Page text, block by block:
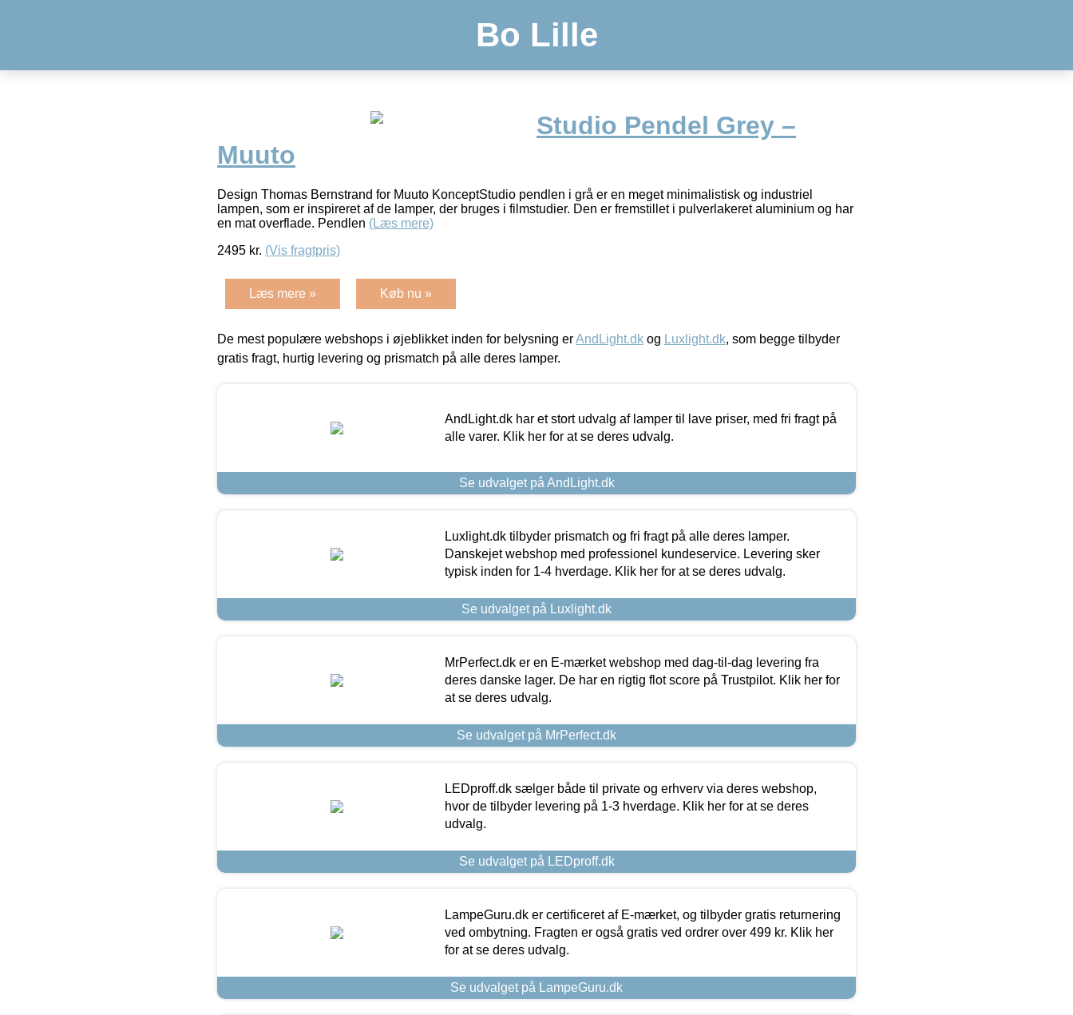
Bo Lille
Studio Pendel Grey –
Muuto
Design Thomas Bernstrand for Muuto KonceptStudio pendlen i grå er en meget minimalistisk og industriel
lampen, som er inspireret af de lamper, der bruges i filmstudier. Den er fremstillet i pulverlakeret aluminium og har
en mat overflade. Pendlen (Læs mere)
2495 kr. (Vis fragtpris)
Læs mere » Køb nu »
De mest populære webshops i øjeblikket inden for belysning erAndLight.dk og Luxlight.dk, som begge tilbyder
gratis fragt, hurtig levering og prismatch på alle deres lamper.
AndLight.dk har et stort udvalg af lamper til lave priser, med fri fragt på
alle varer. Klik her for at se deres udvalg.
Se udvalget på AndLight.dk
Luxlight.dk tilbyder prismatch og fri fragt på alle deres lamper.
Danskejet webshop med professionel kundeservice. Levering sker
typisk inden for 1-4 hverdage. Klik her for at se deres udvalg.
Se udvalget på Luxlight.dk
MrPerfect.dk er en E-mærket webshop med dag-til-dag levering fra
deres danske lager. De har en rigtig flot score på Trustpilot. Klik her for
at se deres udvalg.
Se udvalget på MrPerfect.dk
LEDproff.dk sælger både til private og erhverv via deres webshop,
hvor de tilbyder levering på 1-3 hverdage. Klik her for at se deres
udvalg.
Se udvalget på LEDproff.dk
LampeGuru.dk er certificeret af E-mærket, og tilbyder gratis returnering
ved ombytning. Fragten er også gratis ved ordrer over 499 kr. Klik her
for at se deres udvalg.
Se udvalget på LampeGuru.dk